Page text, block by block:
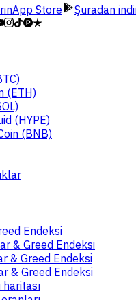
App Store Şuradan
(ETH)
(HYPE)
(BNB)
Endeksi
& Greed Endeksi
& Greed Endeksi
& Greed Endeksi
haritası